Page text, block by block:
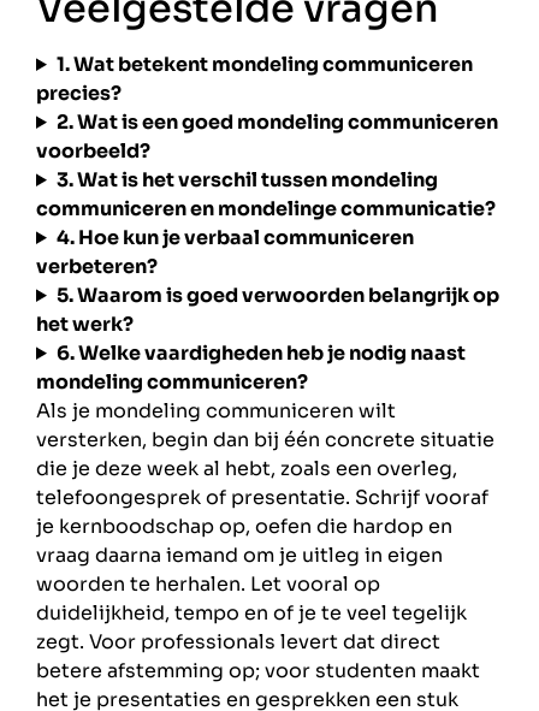
1. Wat betekent mondeling communiceren
precies?
2. Wat is een goed mondeling communiceren
voorbeeld?
3. Wat is het verschil tussen mondeling
communiceren en mondelinge communicatie?
4. Hoe kun je verbaal communiceren
verbeteren?
5. Waarom is goed verwoorden belangrijk op
het werk?
6. Welke vaardigheden heb je nodig naast
mondeling communiceren?
Als je mondeling communiceren wilt
versterken, begin dan bij één concrete situatie
die je deze week al hebt, zoals een overleg,
telefoongesprek of presentatie. Schrijf vooraf
je kernboodschap op, oefen die hardop en
vraag daarna iemand om je uitleg in eigen
woorden te herhalen. Let vooral op
duidelijkheid, tempo en of je te veel tegelijk
zegt. Voor professionals levert dat direct
betere afstemming op; voor studenten maakt
het je presentaties en gesprekken een stuk